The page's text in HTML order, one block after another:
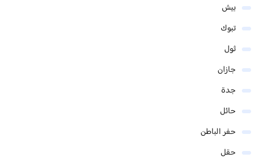
بيش
تبوك
ثول
جازان
جدة
حائل
حفر الباطن
حقل